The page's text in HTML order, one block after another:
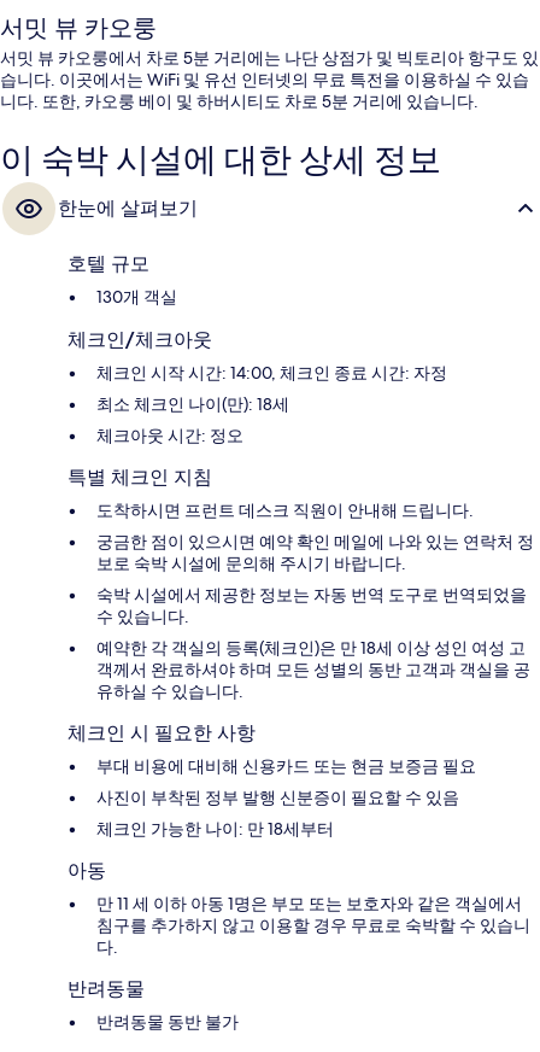
서밋 뷰 카오룽
서밋 뷰 카오룽에서 차로 5분 거리에는 나단 상점가 및 빅토리아 항구도 있
습니다. 이곳에서는 WiFi 및 유선 인터넷의 무료 특전을 이용하실 수 있습
니다. 또한, 카오룽 베이 및 하버시티도 차로 5분 거리에 있습니다.
이 숙박 시설에 대한 상세 정보
한눈에 살펴보기
호텔 규모
130개 객실
체크인/체크아웃
체크인 시작 시간: 14:00, 체크인 종료 시간: 자정
최소 체크인 나이(만): 18세
체크아웃 시간: 정오
특별 체크인 지침
도착하시면 프런트 데스크 직원이 안내해 드립니다.
궁금한 점이 있으시면 예약 확인 메일에 나와 있는 연락처 정
보로 숙박 시설에 문의해 주시기 바랍니다.
숙박 시설에서 제공한 정보는 자동 번역 도구로 번역되었을
수 있습니다.
예약한 각 객실의 등록(체크인)은 만 18세 이상 성인 여성 고
객께서 완료하셔야 하며 모든 성별의 동반 고객과 객실을 공
유하실 수 있습니다.
체크인 시 필요한 사항
부대 비용에 대비해 신용카드 또는 현금 보증금 필요
사진이 부착된 정부 발행 신분증이 필요할 수 있음
체크인 가능한 나이: 만 18세부터
아동
만 11 세 이하 아동 1명은 부모 또는 보호자와 같은 객실에서
침구를 추가하지 않고 이용할 경우 무료로 숙박할 수 있습니
다.
반려동물
반려동물 동반 불가